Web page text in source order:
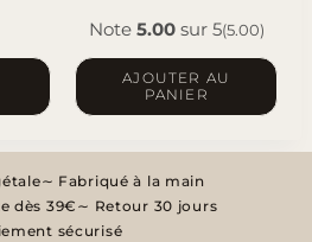
Note 5.00sur 5(5.00)
AJOUTER AU
PANIER
Fabriqué à la main
dès 39€
Retour 30 jours
sécurisé